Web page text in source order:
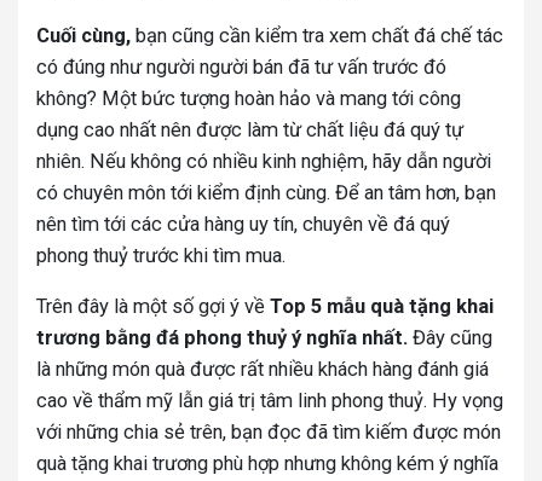
Cuối cùng, bạn cũng cần kiểm tra xem chất đá chế tác
có đúng như người người bán đã tư vấn trước đó
không? Một bức tượng hoàn hảo và mang tới công
dụng cao nhất nên được làm từ chất liệu đá quý tự
nhiên. Nếu không có nhiều kinh nghiệm, hãy dẫn người
có chuyên môn tới kiểm định cùng. Để an tâm hơn, bạn
nên tìm tới các cửa hàng uy tín, chuyên về đá quý
phong thuỷ trước khi tìm mua.
Trên đây là một số gợi ý về Top 5 mẫu quà tặng khai
trương bằng đá phong thuỷ ý nghĩa nhất. Đây cũng
là những món quà được rất nhiều khách hàng đánh giá
cao về thẩm mỹ lẫn giá trị tâm linh phong thuỷ. Hy vọng
với những chia sẻ trên, bạn đọc đã tìm kiếm được món
quà tặng khai trương phù hợp nhưng không kém ý nghĩa